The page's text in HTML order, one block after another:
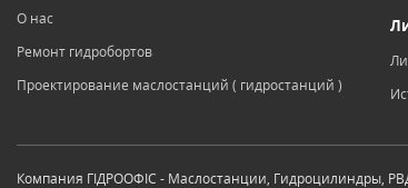
О нас
Ремонт гидробортов
Проектирование маслостанций ( гидростанций )
Компания ГІДРООФІС - Маслостанции, Гидроцилиндры,